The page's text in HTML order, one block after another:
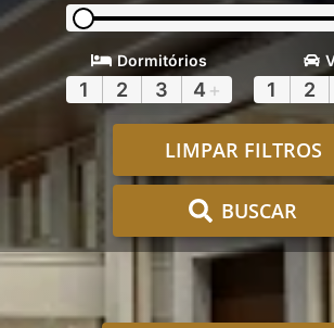
Dormitórios
1 2 3 4 + 1 2
LIMPAR FILTROS
BUSCAR